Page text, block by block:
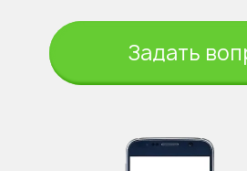
Задать